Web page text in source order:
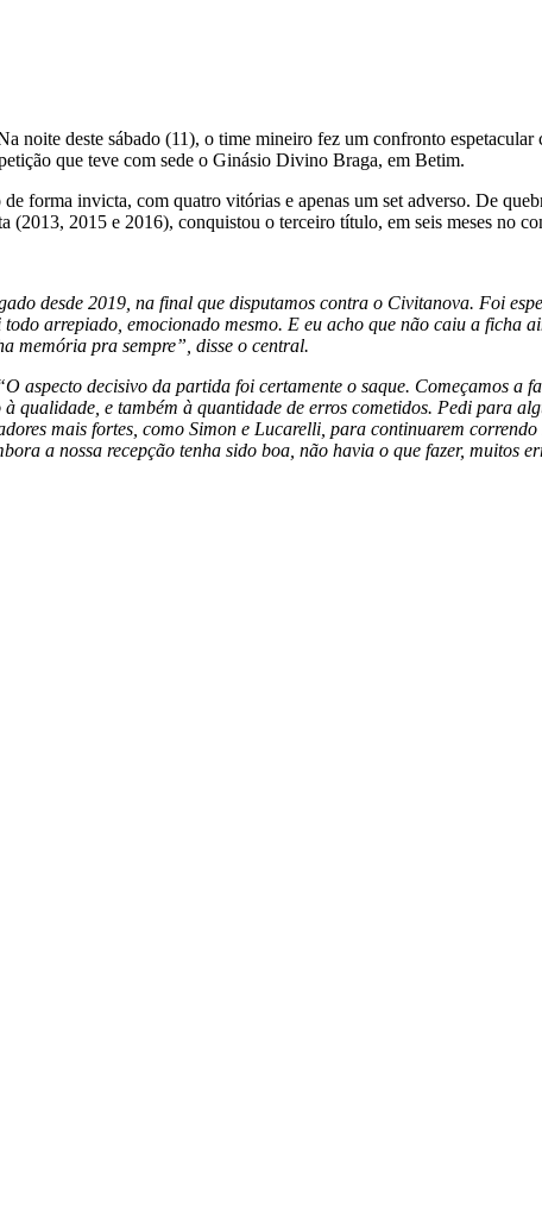
noite deste sábado (11), o time mineiro fez um confronto
que teve com sede o Ginásio Divino Braga, em Betim.
forma invicta, com quatro vitórias e apenas um set adverso. De
2015 e 2016), conquistou o terceiro título, em seis meses no
desde 2019, na final que disputamos contra o Civitanova. Foi
arrepiado, emocionado mesmo. E eu acho que não caiu a
memória pra sempre”, disse o central.
aspecto decisivo da partida foi certamente o saque. Começamos a
qualidade, e também à quantidade de erros cometidos. Pedi para
mais fortes, como Simon e Lucarelli, para continuarem
a nossa recepção tenha sido boa, não havia o que fazer, muitos